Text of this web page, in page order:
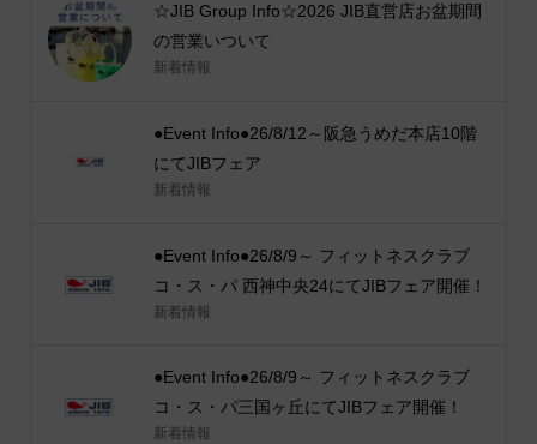
☆JIB Group Info☆2026 JIB直営店お盆期間
の営業いついて
新着情報
●Event Info●26/8/12～阪急うめだ本店10階
にてJIBフェア
新着情報
●Event Info●26/8/9～ フィットネスクラブ
コ・ス・パ 西神中央24にてJIBフェア開催！
新着情報
●Event Info●26/8/9～ フィットネスクラブ
コ・ス・パ三国ヶ丘にてJIBフェア開催！
新着情報